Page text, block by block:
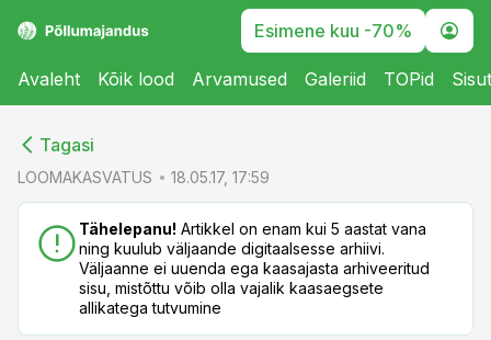
Esimene kuu -70%
Avaleht Kõik lood Arvamused Galeriid TOPid
Tagasi
LOOMAKASVATUS 18.05.17, 17:59
Tähelepanu! Artikkel on enam kui 5 aastat vana
ning kuulub väljaande digitaalsesse arhiivi.
Väljaanne ei uuenda ega kaasajasta arhiveeritud
sisu, mistõttu võib olla vajalik kaasaegsete
allikatega tutvumine